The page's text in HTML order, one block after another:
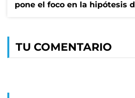
pone el foco en la hipótesis
TU COMENTARIO